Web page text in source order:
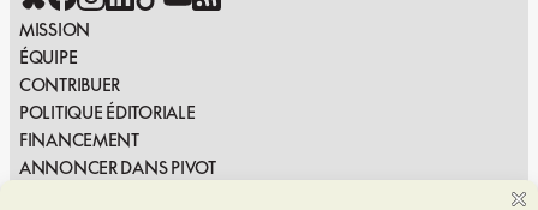
MISSION
ÉQUIPE
CONTRIBUER
POLITIQUE ÉDITORIALE
FINANCEMENT
ANNONCER DANS PIVOT